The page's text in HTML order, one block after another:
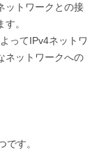
ットワークとの接
。
ってIPv4ネットワ
ネットワークへの
す。